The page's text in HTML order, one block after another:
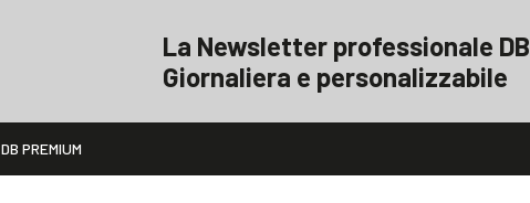
La Newsletter professionale DB
Giornaliera e personalizzabile
DB PREMIUM